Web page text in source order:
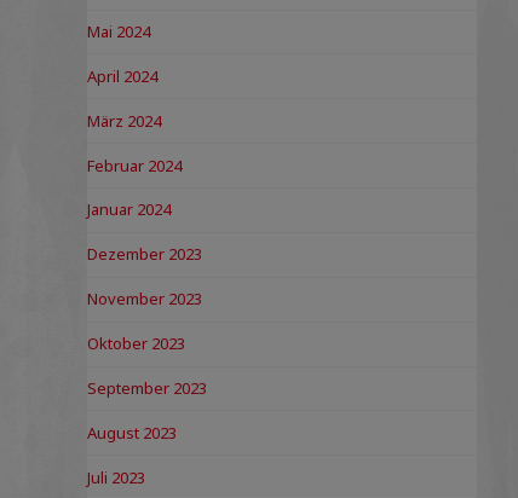
Mai 2024
April 2024
März 2024
Februar 2024
Januar 2024
Dezember 2023
November 2023
Oktober 2023
September 2023
August 2023
Juli 2023